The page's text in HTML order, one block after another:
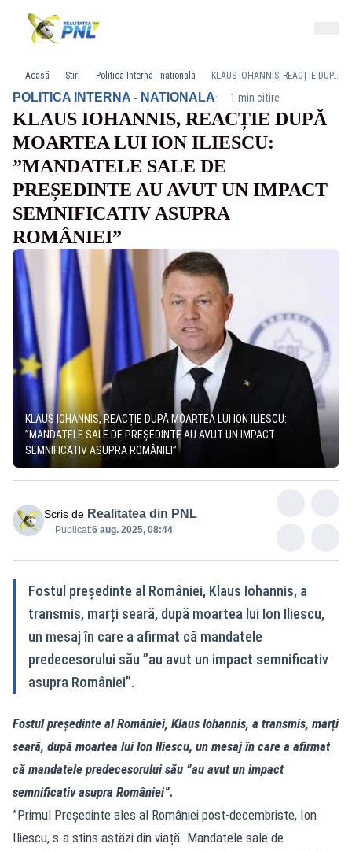
Acasă Știri Politica Interna - nationala KLAUS IOHANNIS, REACȚIE DUPĂ MOARTEA LUI ION ILIESCU: ”MANDATELE SALE DE PREȘEDINTE AU AVUT UN IMPACT SEMNIFICATIV ASUPRA ROMÂNIEI”
POLITICA INTERNA - NATIONALA· 1 min citire
KLAUS IOHANNIS, REACȚIE DUPĂ
MOARTEA LUI ION ILIESCU:
”MANDATELE SALE DE
PREȘEDINTE AU AVUT UN IMPACT
SEMNIFICATIV ASUPRA
ROMÂNIEI”
KLAUS IOHANNIS, REACȚIE DUPĂ MOARTEA LUI ION ILIESCU:
”MANDATELE SALE DE PREȘEDINTE AU AVUT UN IMPACT
SEMNIFICATIV ASUPRA ROMÂNIEI”
Scris de Realitatea din PNL
Publicat:6 aug. 2025, 08:44
Fostul președinte al României, Klaus Iohannis, a
transmis, marți seară, după moartea lui Ion Iliescu,
un mesaj în care a afirmat că mandatele
predecesorului său ”au avut un impact semnificativ
asupra României”.
Fostul președinte al României, Klaus Iohannis, a transmis, marți
seară, după moartea lui Ion Iliescu, un mesaj în care a afirmat
că mandatele predecesorului său ”au avut un impact
semnificativ asupra României”.
”Primul Președinte ales al României post-decembriste, Ion
Iliescu, s-a stins astăzi din viață. Mandatele sale de